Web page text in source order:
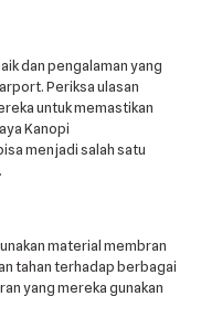
dan pengalaman yang
Periksa ulasan
untuk memastikan
Kanopi
menjadi salah satu
material membran
tahan terhadap berbagai
yang mereka gunakan